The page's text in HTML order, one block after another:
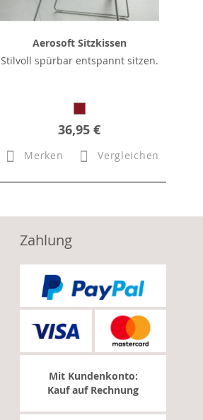
Aerosoft Sitzkissen
Stilvoll spürbar entspannt sitzen.
36,95 €
Merken Vergleichen
Zahlung
Mit Kundenkonto:
Kauf auf Rechnung